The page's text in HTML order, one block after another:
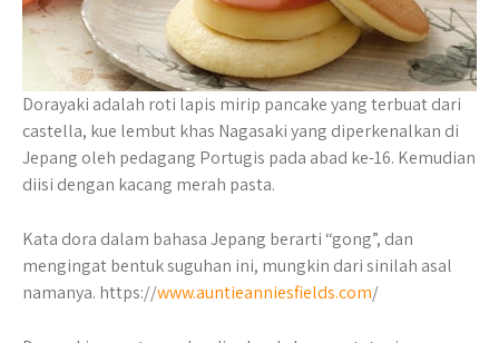
Dorayaki adalah roti lapis mirip pancake yang terbuat dari
castella, kue lembut khas Nagasaki yang diperkenalkan di
Jepang oleh pedagang Portugis pada abad ke-16. Kemudian
diisi dengan kacang merah pasta.
Kata dora dalam bahasa Jepang berarti “gong”, dan
mengingat bentuk suguhan ini, mungkin dari sinilah asal
namanya. https://www.auntieanniesfields.com/